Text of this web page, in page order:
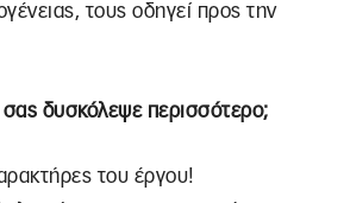
τους οδηγεί προς την
σας δυσκόλεψε περισσότερο;
του έργου!